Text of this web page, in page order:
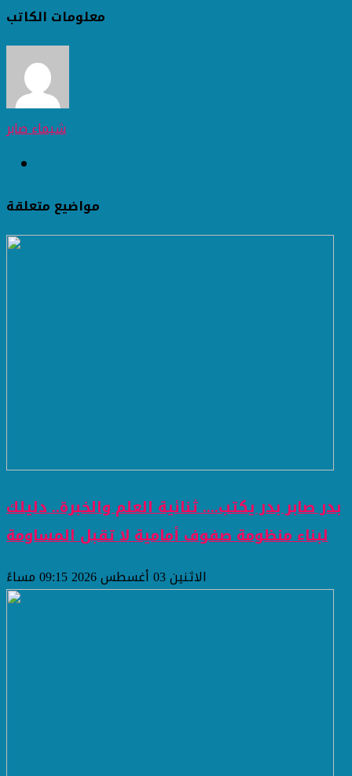
معلومات الكاتب
شيماء صابر
مواضيع متعلقة
بدر صابر بدر يكتب.... ثنائية العلم والخبرة.. دليلك
لبناء منظومة صفوف أمامية لا تقبل المساومة
الاثنين 03 أغسطس 2026 09:15 مساءً